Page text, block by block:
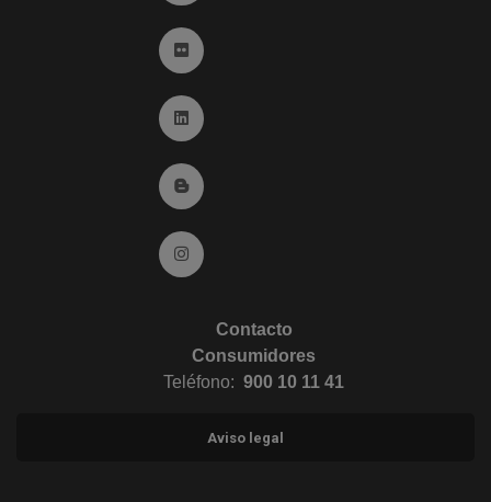
Ir a Flickr (abre en ventana nueva)
Ir a Linkedin (abre en ventana nueva)
Ir al Blog (abre en ventana nueva)
Ir a Instagram (abre en ventana nueva)
Contacto
Consumidores
Teléfono: 900 10 11 41
Aviso legal